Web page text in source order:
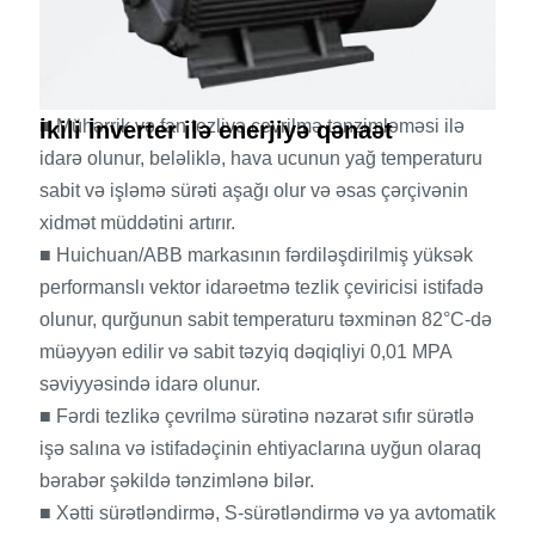
İkili İnverter ilə enerjiyə qənaət
■ Mühərrik və fan tezliyə çevrilmə tənzimləməsi ilə
idarə olunur, beləliklə, hava ucunun yağ temperaturu
sabit və işləmə sürəti aşağı olur və əsas çərçivənin
xidmət müddətini artırır.
■ Huichuan/ABB markasının fərdiləşdirilmiş yüksək
performanslı vektor idarəetmə tezlik çeviricisi istifadə
olunur, qurğunun sabit temperaturu təxminən 82°C-də
müəyyən edilir və sabit təzyiq dəqiqliyi 0,01 MPA
səviyyəsində idarə olunur.
■ Fərdi tezlikə çevrilmə sürətinə nəzarət sıfır sürətlə
işə salına və istifadəçinin ehtiyaclarına uyğun olaraq
bərabər şəkildə tənzimlənə bilər.
■ Xətti sürətləndirmə, S-sürətləndirmə və ya avtomatik